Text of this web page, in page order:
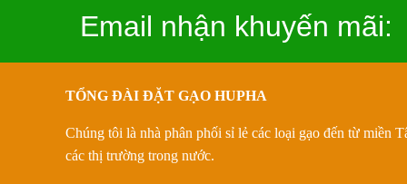
Email nhận khuyến mãi:
TỔNG ĐÀI ĐẶT GẠO HUPHA
Chúng tôi là nhà phân phối sỉ lẻ các loại gạo đến từ miền
các thị trường trong nước.